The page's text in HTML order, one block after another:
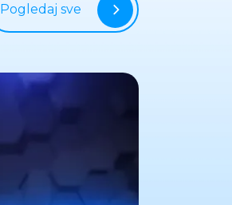
Pogledaj sve